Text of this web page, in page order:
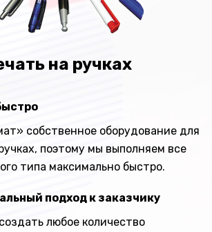
на ручках
собственное оборудование для
поэтому мы выполняем все
типа максимально быстро.
подход к заказчику
любое количество